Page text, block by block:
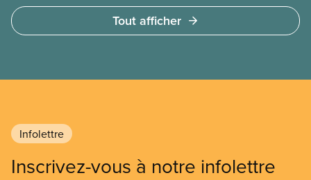
à des services privés à but lucratif. L’accès aux
soins doit dépendre des besoins médicaux, pas de
Tout afficher
Infolettre
Inscrivez-vous à notre infolettre